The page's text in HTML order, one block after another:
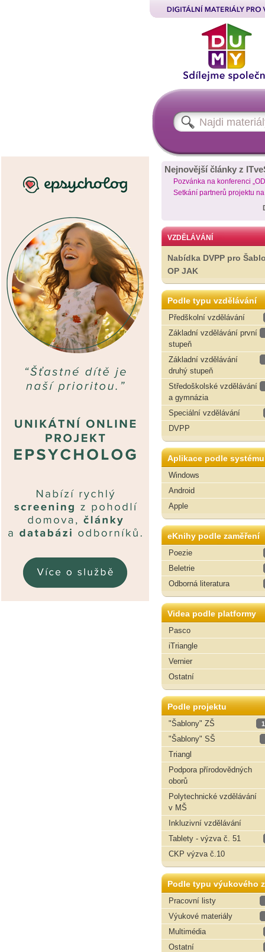
Nejnovější články z
Pozvánka na konferenci
Setkání partnerů projektu
VZDĚLÁVÁNÍ
Nabídka DVPP pro
OP JAK
Podle typu vzdělávání
Předškolní vzdělávání
Základní vzdělávání první
stupeň
Základní vzdělávání
druhý stupeň
Středoškolské vzdělávání
a gymnázia
Speciální vzdělávání
DVPP
Aplikace podle systému
Windows
Android
Apple
eKnihy podle zaměření
Poezie
Beletrie
Odborná literatura
Videa podle platformy
Pasco
iTriangle
Vernier
Ostatní
Podle projektu
"Šablony" ZŠ
"Šablony" SŠ
Triangl
Podpora přírodovědných
oborů
Polytechnické vzdělávání
v MŠ
Inkluzivní vzdělávání
Tablety - výzva č. 51
CKP výzva č.10
Podle typu výukového
Pracovní listy
Výukové materiály
Multimédia
Ostatní